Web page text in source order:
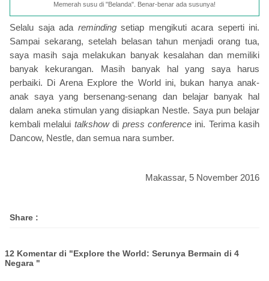
Memerah susu di "Belanda". Benar-benar ada susunya!
Selalu saja ada reminding setiap mengikuti acara seperti ini.
Sampai sekarang, setelah belasan tahun menjadi orang tua,
saya masih saja melakukan banyak kesalahan dan memiliki
banyak kekurangan. Masih banyak hal yang saya harus
perbaiki. Di Arena Explore the World ini, bukan hanya anak-
anak saya yang bersenang-senang dan belajar banyak hal
dalam aneka stimulan yang disiapkan Nestle. Saya pun belajar
kembali melalui talkshowdi press conference ini. Terima kasih
Dancow, Nestle, dan semua nara sumber.
Makassar, 5 November 2016
Share :
12 Komentar di "Explore the World: Serunya Bermain di 4
Negara "